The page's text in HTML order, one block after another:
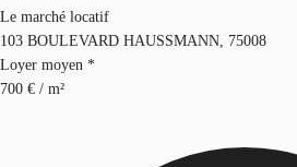
Le marché locatif
103 BOULEVARD HAUSSMANN, 75008
Loyer moyen *
700 € / m²